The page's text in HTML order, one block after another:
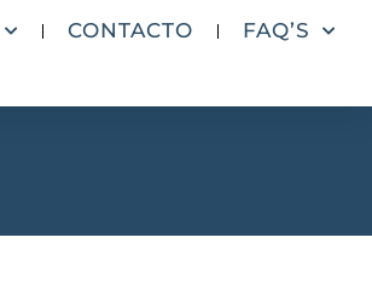
CONTACTO FAQ’S